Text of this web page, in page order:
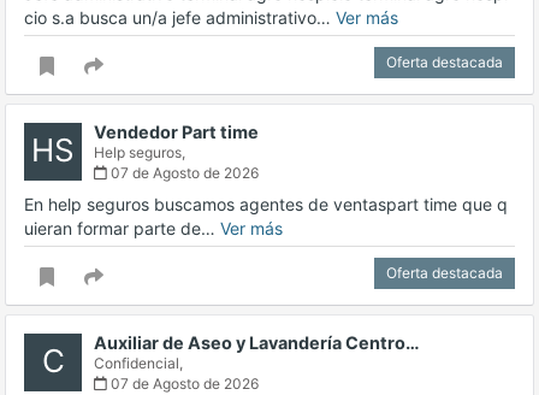
cio s.a busca un/a jefe administrativo… Ver más
Oferta destacada
HS Vendedor Part time
Help seguros,
07 de Agosto de 2026
En help seguros buscamos agentes de ventaspart time que q
uieran formar parte de… Ver más
Oferta destacada
C Auxiliar de Aseo y Lavandería Centro…
Confidencial,
07 de Agosto de 2026